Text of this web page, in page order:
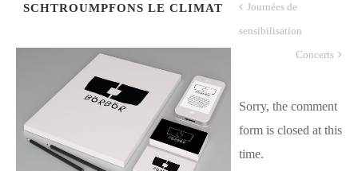
SCHTROUMPFONS LE CLIMAT
Journées de
sensibilisation
Concerts
Sorry, the comment
form is closed at this
time.